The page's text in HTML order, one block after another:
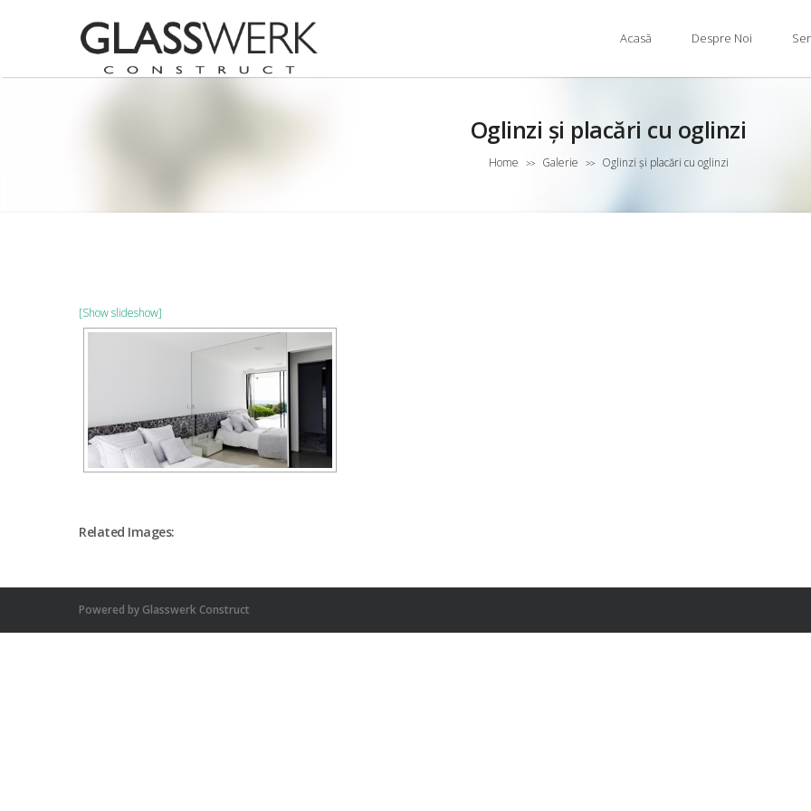
Acasă Despre Noi
Oglinzi și placări cu oglinzi
Home >> Galerie >> Oglinzi și placări cu oglinzi
[Show slideshow]
Related Images:
Powered by Glasswerk Construct